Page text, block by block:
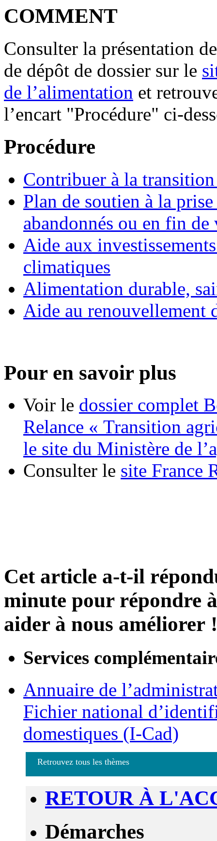
COMMENT
Consulter la présentation
de dépôt de dossier sur le
de l’alimentation et
l’encart "Procédure" ci-
Procédure
Contribuer à la
Plan de soutien à la
abandonnés ou en fin de
Aide aux
climatiques
Alimentation durable,
Aide au renouvellement
Pour en savoir plus
Voir le dossier complet
Relance « Transition
le site du Ministère de
Consulter le site France
Cet article a-t-il
minute pour répondre
aider à nous améliorer !
Services
Annuaire de
Fichier national
domestiques (I-Cad)
Retrouvez tous les thèmes
RETOUR À
Démarches